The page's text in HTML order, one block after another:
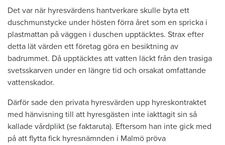
Det var när hyresvärdens hantverkare skulle byta ett
duschmunstycke under hösten förra året som en spricka i
plastmattan på väggen i duschen upptäcktes. Strax efter
detta lät värden ett företag göra en besiktning av
badrummet. Då upptäcktes att vatten läckt från den trasiga
svetsskarven under en längre tid och orsakat omfattande
vattenskador.
Därför sade den privata hyresvärden upp hyreskontraktet
med hänvisning till att hyresgästen inte iakttagit sin så
kallade vårdplikt (se faktaruta). Eftersom han inte gick med
på att flytta fick hyresnämnden i Malmö pröva